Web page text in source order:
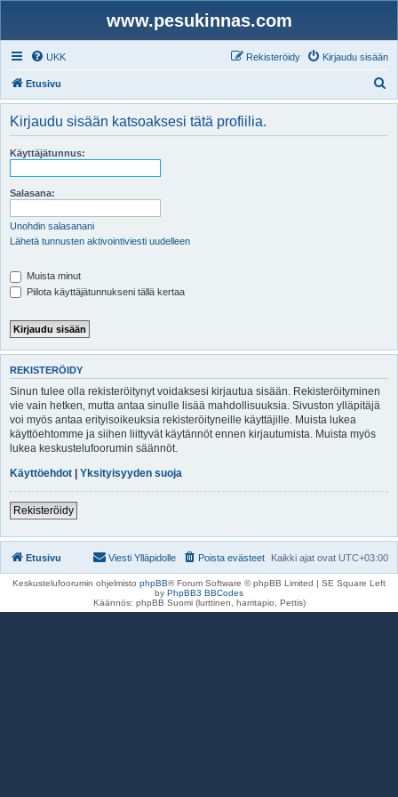
www.pesukinnas.com
UKK Kirjaudu sisään
Rekisteröidy
Etusivu
t
Kirjaudu sisään katsoaksesi tätä profiilia.
Käyttäjätunnus:
Salasana:
Unohdin salasanani
Lähetä tunnusten aktivointiviesti uudelleen
Muista minut
Piilota käyttäjätunnukseni tällä kertaa
REKISTERÖIDY
Sinun tulee olla rekisteröitynyt voidaksesi kirjautua sisään. Rekisteröityminen
vie vain hetken, mutta antaa sinulle lisää mahdollisuuksia. Sivuston ylläpitäjä
voi myös antaa erityisoikeuksia rekisteröityneille käyttäjille. Muista lukea
käyttöehtomme ja siihen liittyvät käytännöt ennen kirjautumista. Muista myös
lukea keskustelufoorumin säännöt.
Käyttöehdot | Yksityisyyden suoja
Rekisteröidy
Etusivu Kaikki ajat ovat UTC+03:00
Poista evästeet
Viesti Ylläpidolle
Keskustelufoorumin ohjelmisto phpBB® Forum Software © phpBB Limited | SE Square Left
by PhpBB3 BBCodes
Käännös: phpBB Suomi (lurttinen, harritapio, Pettis)